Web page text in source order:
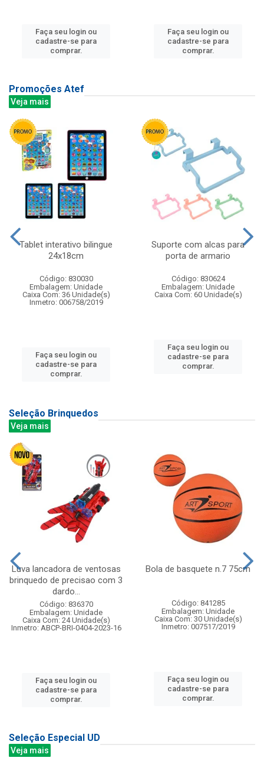
Faça seu login ou
cadastre-se para
comprar.
Faça seu login ou
cadastre-se para
comprar.
Promoções Atef
Veja mais
Tablet interativo bilingue
24x18cm
Código: 830030
Embalagem: Unidade
Caixa Com: 36 Unidade(s)
Inmetro: 006758/2019
Faça seu login ou
cadastre-se para
comprar.
Suporte com alcas para
porta de armario
Código: 830624
Embalagem: Unidade
Caixa Com: 60 Unidade(s)
Faça seu login ou
cadastre-se para
comprar.
Seleção Brinquedos
Veja mais
Luva lancadora de ventosas
brinquedo de precisao com 3
dardo...
Código: 836370
Embalagem: Unidade
Caixa Com: 24 Unidade(s)
Inmetro: ABCP-BRI-0404-2023-16
Faça seu login ou
cadastre-se para
comprar.
Bola de basquete n.7 75cm
Código: 841285
Embalagem: Unidade
Caixa Com: 30 Unidade(s)
Inmetro: 007517/2019
Faça seu login ou
cadastre-se para
comprar.
Seleção Especial UD
Veja mais